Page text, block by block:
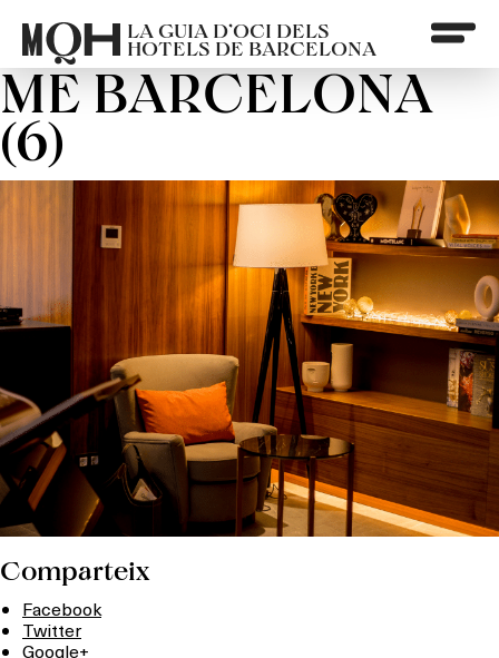
LA GUIA D’OCI DELS
HOTELS DE BARCELONA
ME BARCELONA
(6)
Comparteix
Facebook
Twitter
Google+